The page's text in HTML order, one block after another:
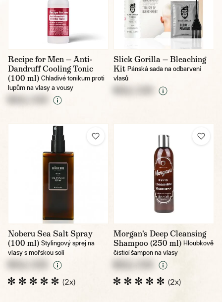
Recipe for Men — Anti-
Dandruff Cooling Tonic
(100 ml) Chladivé tonikum proti
lupům na vlasy a vousy
Slick Gorilla — Bleaching
Kit Pánská sada na odbarvení
vlasů
Noberu Sea Salt Spray
(100 ml) Stylingový sprej na
vlasy s mořskou solí
(2x)
Morgan's Deep Cleansing
Shampoo (250 ml) Hloubkově
čisticí šampon na vlasy
(2x)